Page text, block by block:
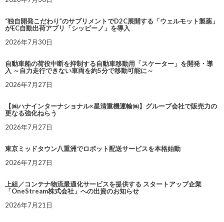
“独自開発こだわり”のサプリメントでD2C展開する「ウェルモット製薬」
がEC自動出荷アプリ「シッピーノ」を導入
2026年7月30日
自動車船の荷役中断を抑制する自動車移動用「スケーター」を開発・導
入 ～自力走行できない車両を約5分で移動可能に～
2026年7月27日
【㈱ハナインターナショナル×星清重機運輸㈱】グループ会社で販売力の
更なる強化ねらう
2026年7月27日
東京ミッドタウン八重洲でロボット配送サービスを本格始動
2026年7月27日
上組／コンテナ物流最適化サービスを提供する スタートアップ企業
「OneStream株式会社」への出資のお知らせ
2026年7月21日